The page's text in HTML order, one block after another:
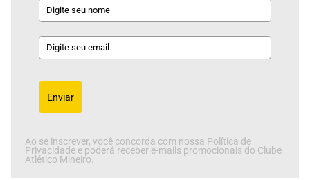
Enviar
Ao se inscrever, você concorda com nossa Política de
Privacidade e poderá receber e-mails promocionais do Clube
Atlético Mineiro.